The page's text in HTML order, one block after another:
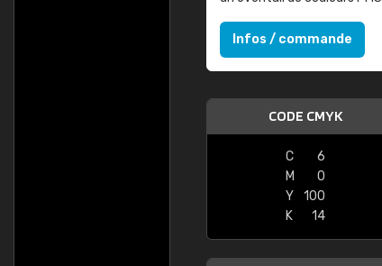
Infos / commande
CODE CMYK
C
6
M
0
Y
100
K
14